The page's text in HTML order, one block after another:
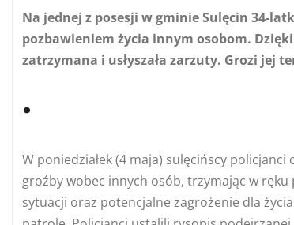
Na jednej z posesji w gminie Sulęcin 34-
pozbawieniem życia innym osobom.
zatrzymana i usłyszała zarzuty. Grozi jej
.
W poniedziałek (4 maja) sulęcińscy
groźby wobec innych osób, trzymając w
sytuacji oraz potencjalne zagrożenie dla